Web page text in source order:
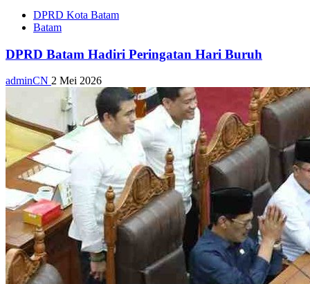
DPRD Kota Batam
Batam
DPRD Batam Hadiri Peringatan Hari Buruh
adminCN 2 Mei 2026